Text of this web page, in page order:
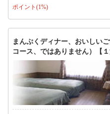
ポイント(1%)
まんぷくディナー、おいしい
コース、ではありません）【１